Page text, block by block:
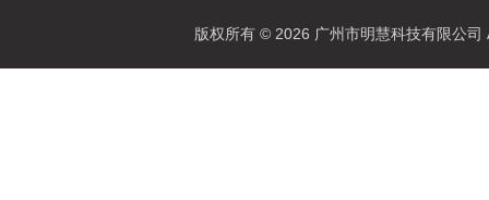
版权所有 © 2026 广州市明慧科技有限